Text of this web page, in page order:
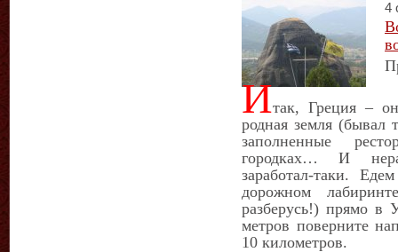
4
Итак, Греция –
родная земля (бывал
заполненные
городках… И
заработал-таки.
дорожном
разберусь!) прямо в
метров поверните
10 километров.